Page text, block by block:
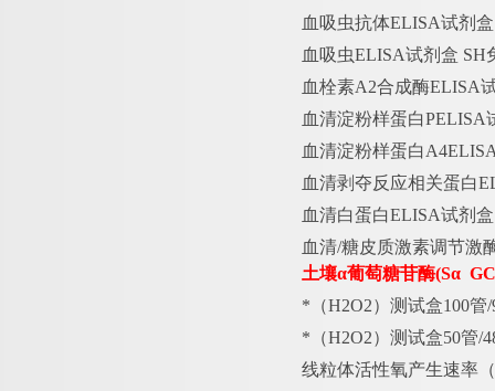
血吸虫抗体ELISA试剂
血吸虫ELISA试剂盒 SH
血栓素A2合成酶ELISA
血清淀粉样蛋白PELISA
血清淀粉样蛋白
血清剥夺反应相关蛋白
血清白蛋白ELISA试剂
血清/糖皮质激素调节激
土壤α葡萄糖苷酶(Sα
*（H2O2）测试盒100管
*（H2O2）测试盒50管/
线粒体活性氧产生速率（